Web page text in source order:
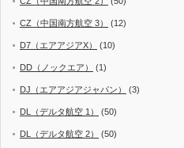
CZ（中国南方航空 3） (12)
D7（エアアジアX） (10)
DD（ノックエア） (1)
DJ（エアアジアジャパン） (3)
DL（デルタ航空 1） (50)
DL（デルタ航空 2） (50)